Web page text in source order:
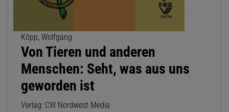
Köpp, Wolfgang
Von Tieren und anderen
Menschen: Seht, was aus uns
geworden ist
Verlag: CW Nordwest Media